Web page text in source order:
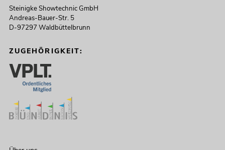
Steinigke Showtechnic GmbH
Andreas-Bauer-Str. 5
D-97297 Waldbüttelbrunn
ZUGEHÖRIGKEIT: